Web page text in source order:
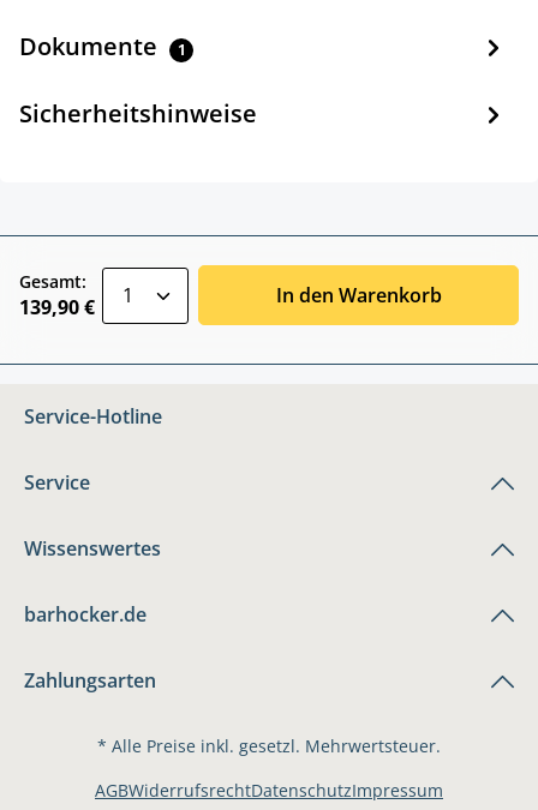
Dokumente 1
Sicherheitshinweise
Gesamt:
139,90 € In den Warenkorb
Service-Hotline
Service
Wissenswertes
barhocker.de
Zahlungsarten
* Alle Preise inkl. gesetzl. Mehrwertsteuer.
AGBWiderrufsrechtDatenschutzImpressum